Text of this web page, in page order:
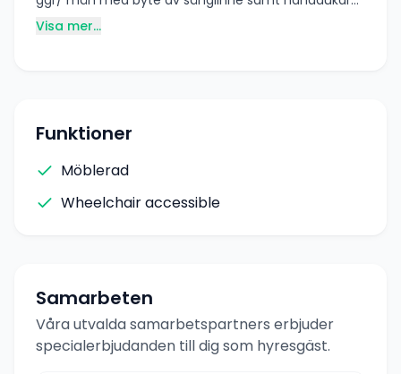
ingår. 1 p-plats. HUSDJUR OCH RÖKNING EJ TILLÅTET.
Visa mer...
Funktioner
Möblerad
Wheelchair accessible
Samarbeten
Våra utvalda samarbetspartners erbjuder
specialerbjudanden till dig som hyresgäst.